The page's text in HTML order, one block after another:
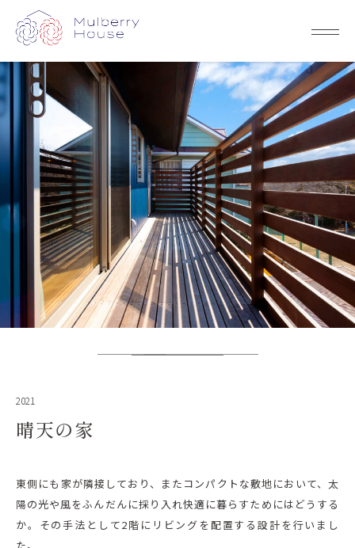
2021
晴天の家
東側にも家が隣接しており、またコンパクトな敷地において、太
陽の光や風をふんだんに採り入れ快適に暮らすためにはどうする
か。その手法として2階にリビングを配置する設計を行いまし